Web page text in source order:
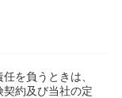
を負うときは、
約及び当社の定